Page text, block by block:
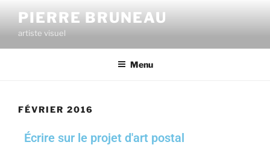
PIERRE BRUNEAU
artiste visuel
Menu
FÉVRIER 2016
Écrire sur le projet d'art postal